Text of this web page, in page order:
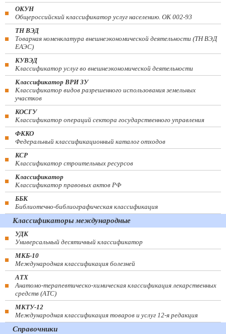
ОКУН
Общероссийский классификатор услуг населению. ОК 002-93
ТН ВЭД
Товарная номенклатура внешнеэкономической деятельности (ТН ВЭД
ЕАЭС)
КУВЭД
Классификатор услуг во внешнеэкономической деятельности
Классификатор ВРИ ЗУ
Классификатор видов разрешенного использования земельных
участков
КОСГУ
Классификатор операций сектора государственного управления
ФККО
Федеральный классификационный каталог отходов
КСР
Классификатор строительных ресурсов
Классификатор
Классификатор правовых актов РФ
ББК
Библиотечно-библиографическая классификация
Классификаторы международные
УДК
Универсальный десятичный классификатор
МКБ-10
Международная классификация болезней
АТХ
Анатомо-терапевтическо-химическая классификация лекарственных
средств (ATC)
МКТУ-12
Международная классификация товаров и услуг 12-я редакция
Справочники